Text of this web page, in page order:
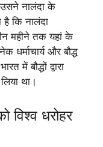
नालंदा के
कि नालंदा
महीने तक यहां के
और बौद्ध
में बौद्धों द्वारा
था।
विश्व धरोहर